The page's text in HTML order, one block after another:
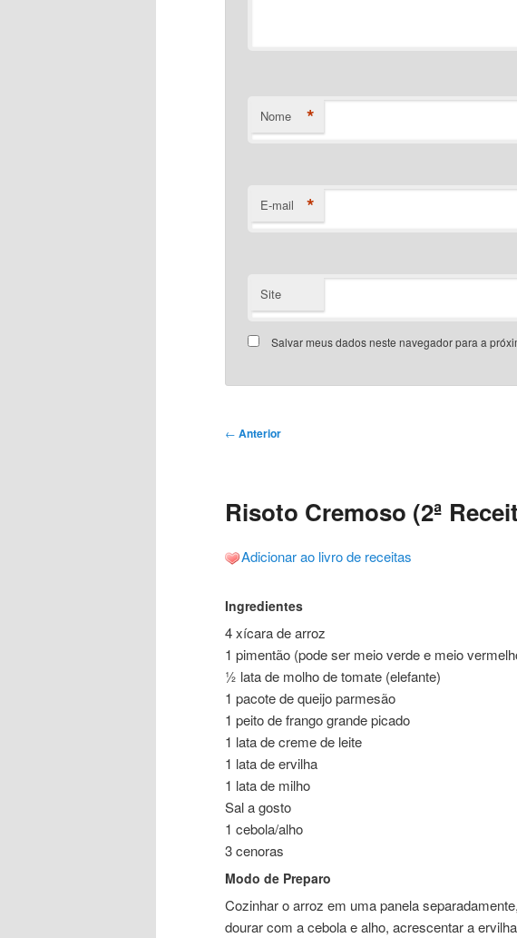
Nome *
E-mail *
Site
Salvar meus dados neste navegador para a
Navegação
← Anterior
Risoto Cremoso (2ª
Adicionar ao livro de receitas
Ingredientes
4 xícara de arroz
1 pimentão (pode ser meio verde e meio
½ lata de molho de tomate (elefante)
1 pacote de queijo parmesão
1 peito de frango grande picado
1 lata de creme de leite
1 lata de ervilha
1 lata de milho
Sal a gosto
1 cebola/alho
3 cenoras
Modo de Preparo
Cozinhar o arroz em uma panela
dourar com a cebola e alho, acrescentar a